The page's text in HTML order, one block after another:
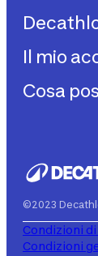
Decathlon
Lavora con
Impegni
Decathlon
Come
Aiuto
Il mio
I miei
Cosa
©2023
Condizioni
Condizioni